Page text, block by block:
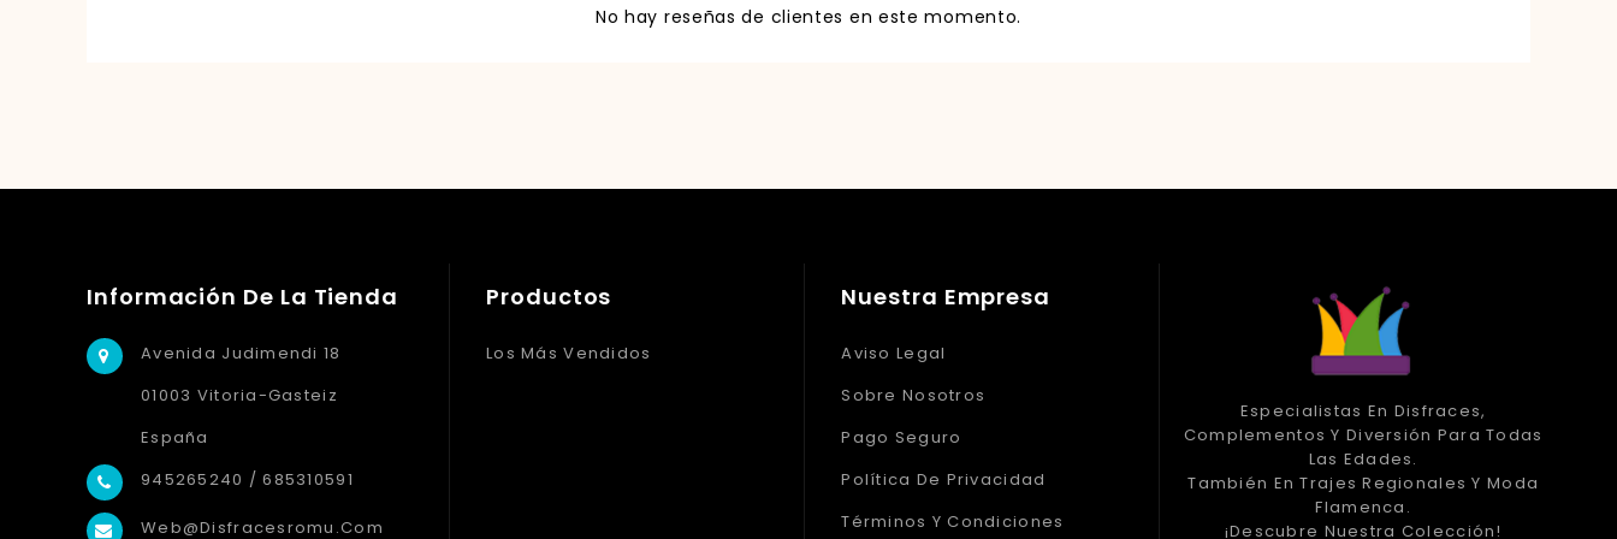
No hay reseñas de clientes en este momento.
Información De La Tienda
Avenida Judimendi 18
01003 Vitoria-Gasteiz
España
945265240 / 685310591
Web@disfracesromu.com
Productos
Los Más Vendidos
Nuestra Empresa
Aviso Legal
Sobre Nosotros
Pago Seguro
Política De Privacidad
Términos Y Condiciones
Especialistas En Disfraces,
Complementos Y Diversión Para Todas
Las Edades.
También En Trajes Regionales Y Moda
Flamenca.
¡Descubre Nuestra Colección!